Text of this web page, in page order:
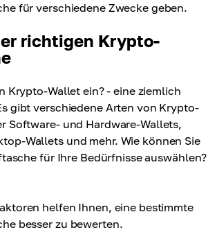
für verschiedene Zwecke geben.
richtigen Krypto-
Krypto-Wallet ein? - eine ziemlich
gibt verschiedene Arten von Krypto-
Software- und Hardware-Wallets,
Wallets und mehr. Wie können Sie
für Ihre Bedürfnisse auswählen?
helfen Ihnen, eine bestimmte
besser zu bewerten.